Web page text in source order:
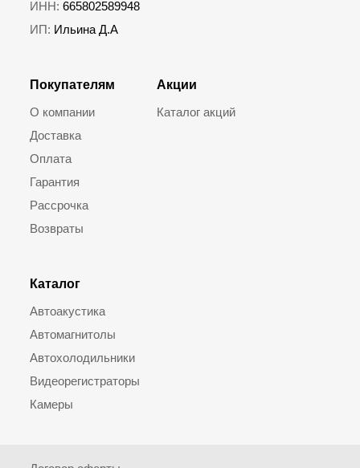
Покупателям
О компании
Доставка
Оплата
Гарантия
Рассрочка
Возвраты
Каталог
Автоакустика
Автомагнитолы
Автохолодильники
Видеорегистраторы
Камеры
Акции
Каталог акций
ИНН: 665802589948
ИП: Ильина Д.А